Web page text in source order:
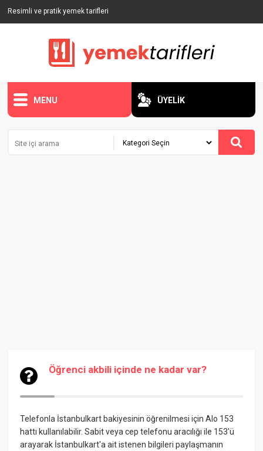
Resimli ve pratik yemek tarifleri
MENU ÜYELİK
Öğrenci akbili içinde ne kadar var?
Telefonla İstanbulkart bakiyesinin öğrenilmesi için Alo 153
hattı kullanılabilir. Sabit veya cep telefonu aracılığı ile 153'ü
arayarak İstanbulkart'a ait istenen bilgileri paylaşmanın